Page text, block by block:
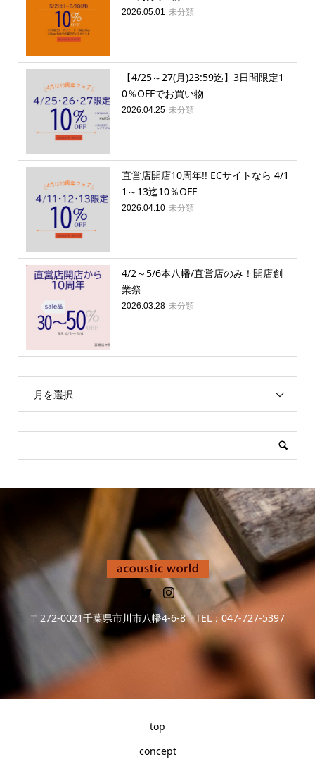
2026.05.01 未分類
【4/25～27(月)23:59迄】3日間限定1
0％OFFでお買い物
2026.04.25 未分類
直営店開店10周年!! ECサイトなら 4/1
1～13迄10％OFF
2026.04.10 未分類
4/2～5/6本八幡/直営店のみ！開店創
業祭
2026.03.28 未分類
月を選択
〒272-0021千葉県市川市八幡4-6-8 TEL：047-727-5397
top
concept